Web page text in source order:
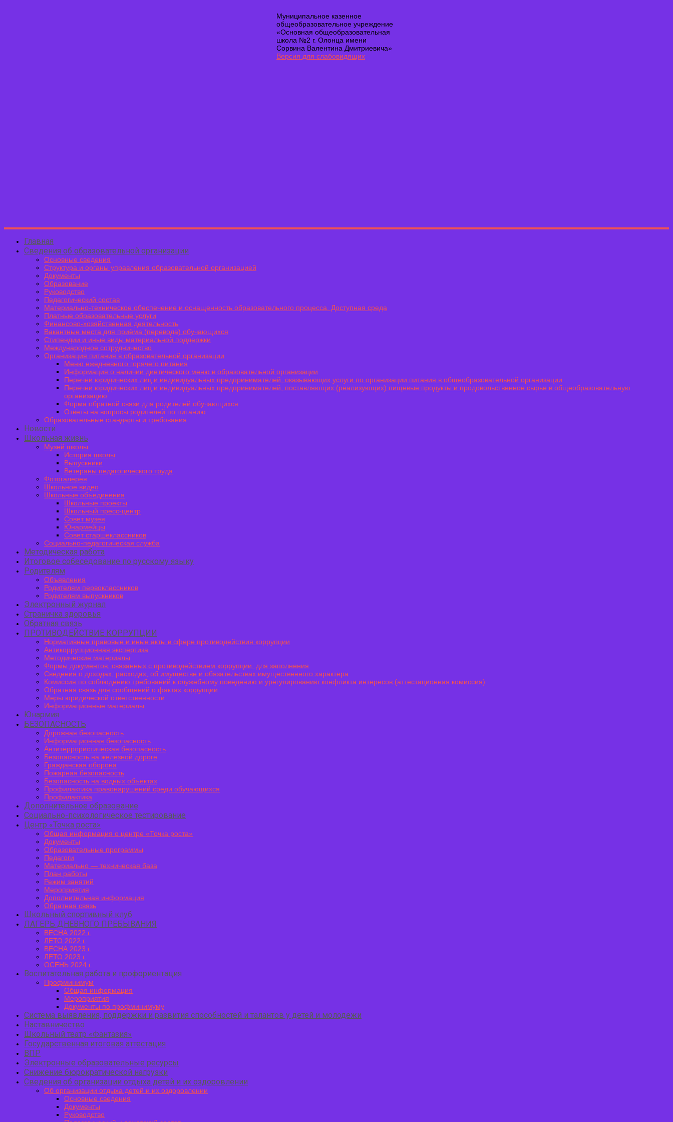
Муниципальное казенное
общеобразовательное учреждение
«Основная общеобразовательная
школа №2 г. Олонца имени
Сорвина Валентина Дмитриевича»
Версия для слабовидящих
Главная
Сведения об образовательной организации
Основные сведения
Структура и органы управления образовательной организацией
Документы
Образование
Руководство
Педагогический состав
Материально-техническое обеспечение и оснащенность образовательного процесса. Доступная среда
Платные образовательные услуги
Финансово-хозяйственная деятельность
Вакантные места для приёма (перевода) обучающихся
Стипендии и иные виды материальной поддержки
Международное сотрудничество
Организация питания в образовательной организации
Меню ежедневного горячего питания
Информация о наличии диетического меню в образовательной организации
Перечни юридических лиц и индивидуальных предпринимателей, оказывающих услуги по организации питания в общеобразовательной организации
Перечни юридических лиц и индивидуальных предпринимателей, поставляющих (реализующих) пищевые продукты и продовольственное сырье в общеобразовательную
организацию
Форма обратной связи для родителей обучающихся
Ответы на вопросы родителей по питанию
Образовательные стандарты и требования
Новости
Школьная жизнь
Музей школы
История школы
Выпускники
Ветераны педагогического труда
Фотогалерея
Школьное видео
Школьные объединения
Школьные проекты
Школьный пресс-центр
Совет музея
Юнармейцы
Совет старшеклассников
Социально-педагогическая служба
Методическая работа
Итоговое собеседование по русскому языку
Родителям
Объявления
Родителям первоклассников
Родителям выпускников
Электронный журнал
Страничка здоровья
Обратная связь
ПРОТИВОДЕЙСТВИЕ КОРРУПЦИИ
Нормативные правовые и иные акты в сфере противодействия коррупции
Антикоррупционная экспертиза
Методические материалы
Формы документов, связанных с противодействием коррупции, для заполнения
Сведения о доходах, расходах, об имуществе и обязательствах имущественного характера
Комиссия по соблюдению требований к служебному поведению и урегулированию конфликта интересов (аттестационная комиссия)
Обратная связь для сообщений о фактах коррупции
Меры юридической ответственности
Информационные материалы
Юнармия
БЕЗОПАСНОСТЬ
Дорожная безопасность
Информационная безопасность
Антитеррористическая безопасность
Безопасность на железной дороге
Гражданская оборона
Пожарная безопасность
Безопасность на водных объектах
Профилактика правонарушений среди обучающихся
Профилактика
Дополнительное образование
Социально-психологическое тестирование
Центр «Точка роста»
Общая информация о центре «Точка роста»
Документы
Образовательные программы
Педагоги
Материально — техническая база
План работы
Режим занятий
Мероприятия
Дополнительная информация
Обратная связь
Школьный спортивный клуб
ЛАГЕРЬ ДНЕВНОГО ПРЕБЫВАНИЯ
ВЕСНА 2022 г.
ЛЕТО 2022 г.
ВЕСНА 2023 г.
ЛЕТО 2023 г.
ОСЕНЬ 2024 г.
Воспитательная работа и профориентация
Профминимум
Общая информация
Мероприятия
Документы по профминимуму
Система выявления, поддержки и развития способностей и талантов у детей и молодежи
Наставничество
Школьный театр «Фантазия»
Государственная итоговая аттестация
ВПР
Электронные образовательные ресурсы
Снижение бюрократической нагрузки
Сведения об организации отдыха детей и их оздоровлении
Об организации отдыха детей и их оздоровлении
Основные сведения
Документы
Руководство